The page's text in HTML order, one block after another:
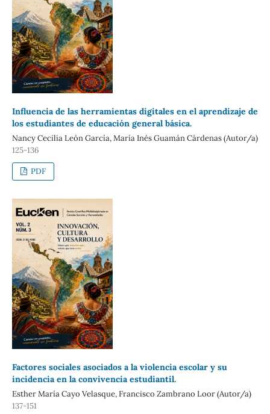
Influencia de las herramientas digitales en el aprendizaje de
los estudiantes de educación general básica.
Nancy Cecilia León García, María Inés Guamán Cárdenas (Autor/a)
125-136
PDF
Factores sociales asociados a la violencia escolar y su
incidencia en la convivencia estudiantil.
Esther María Cayo Velasque, Francisco Zambrano Loor (Autor/a)
137-151